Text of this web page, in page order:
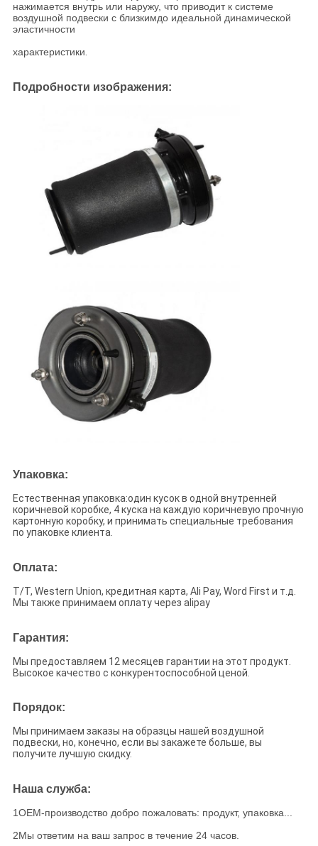
нажимается внутрь или наружу, что приводит к системе
воздушной подвески с близкимдо идеальной динамической
эластичности
характеристики.
Подробности изображения:
Упаковка:
Естественная упаковка:один кусок в одной внутренней
коричневой коробке, 4 куска на каждую коричневую прочную
картонную коробку, и принимать специальные требования
по упаковке клиента.
Оплата:
T/T, Western Union, кредитная карта, Ali Pay, Word First и т.д.
Мы также принимаем оплату через alipay
Гарантия:
Мы предоставляем 12 месяцев гарантии на этот продукт.
Высокое качество с конкурентоспособной ценой.
Порядок:
Мы принимаем заказы на образцы нашей воздушной
подвески, но, конечно, если вы закажете больше, вы
получите лучшую скидку.
Наша служба:
1OEM-производство добро пожаловать: продукт, упаковка...
2Мы ответим на ваш запрос в течение 24 часов.